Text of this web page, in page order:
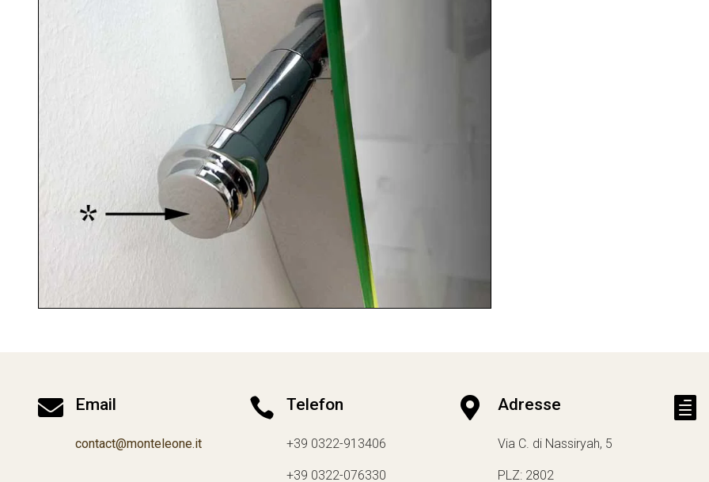
 Email
contact@monteleone.it
 Telefon
+39 0322-913406
+39 0322-076330
 Adresse
Via C. di Nassiryah, 5
PLZ: 2802
